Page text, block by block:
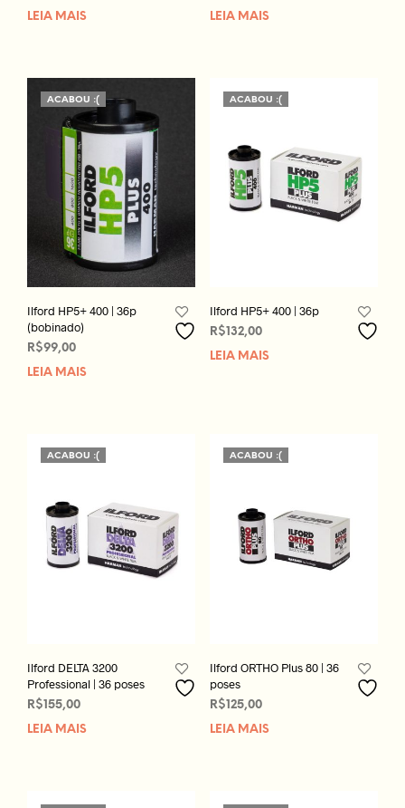
LEIA MAIS LEIA MAIS
ACABOU :(
Ilford HP5+ 400 | 36p
(bobinado)
R$99,00
LEIA MAIS
ACABOU :(
Ilford HP5+ 400 | 36p
R$ 132,00
LEIA MAIS
ACABOU :(
Ilford DELTA 3200
Professional | 36 poses
R$155,00
LEIA MAIS
ACABOU :(
Ilford ORTHO Plus 80 | 36
poses
R$125,00
LEIA MAIS